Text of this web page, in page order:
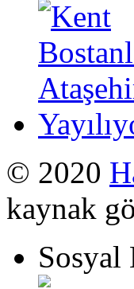
© 2020
kaynak
Sosyal